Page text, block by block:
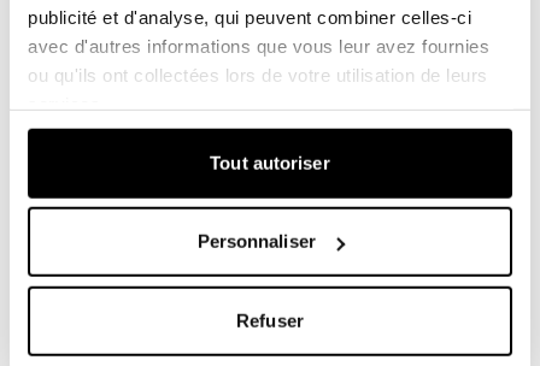
publicité et d'analyse, qui peuvent combiner celles-ci
avec d'autres informations que vous leur avez fournies
ou qu'ils ont collectées lors de votre utilisation de leurs
Tout autoriser
Personnaliser
Refuser
temps et de l’énergie pour intéresser et
impliquer la majorité silencieuse dans le
projet. C'est pourquoi nous avons mis en
place un dispositif d'information composé
d’un site Internet, d'une newsletter
mensuelle et d'un point d'information situé
au centre du village.
Toutes nos actions et tous nos efforts se